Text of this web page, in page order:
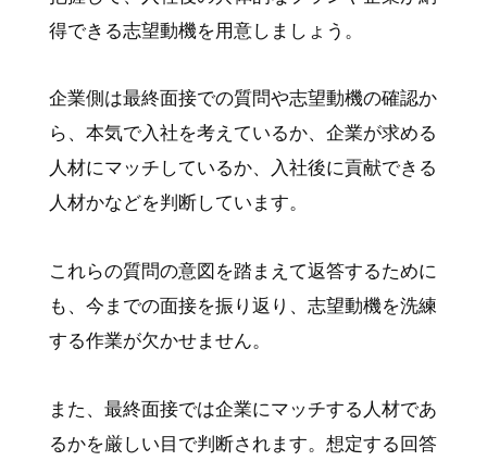
得できる志望動機を用意しましょう。
企業側は最終面接での質問や志望動機の確認か
ら、本気で入社を考えているか、企業が求める
人材にマッチしているか、入社後に貢献できる
人材かなどを判断しています。
これらの質問の意図を踏まえて返答するために
も、今までの面接を振り返り、志望動機を洗練
する作業が欠かせません。
また、最終面接では企業にマッチする人材であ
るかを厳しい目で判断されます。想定する回答